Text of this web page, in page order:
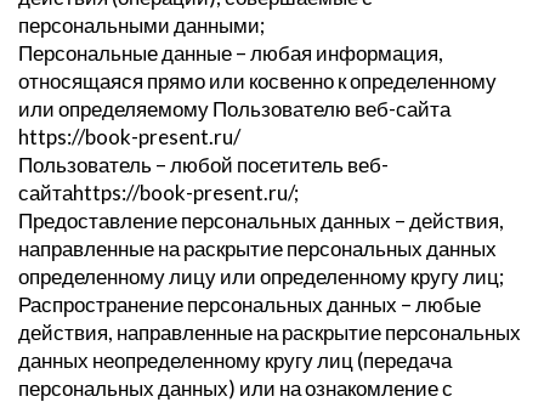
персональными данными;
Персональные данные – любая информация,
относящаяся прямо или косвенно к определенному
или определяемому Пользователю веб-сайта
https://book-present.ru/
Пользователь – любой посетитель веб-
сайтаhttps://book-present.ru/;
Предоставление персональных данных – действия,
направленные на раскрытие персональных данных
определенному лицу или определенному кругу лиц;
Распространение персональных данных – любые
действия, направленные на раскрытие персональных
данных неопределенному кругу лиц (передача
персональных данных) или на ознакомление с